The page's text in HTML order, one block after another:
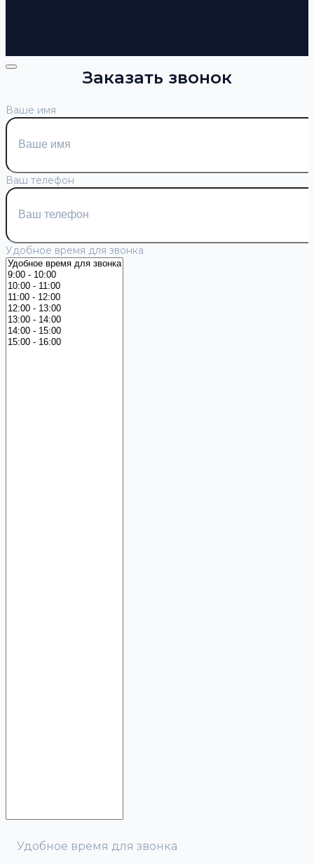
Заказать звонок
Ваше имя
Ваш телефон
Удобное время для звонка
Удобное время для звонка